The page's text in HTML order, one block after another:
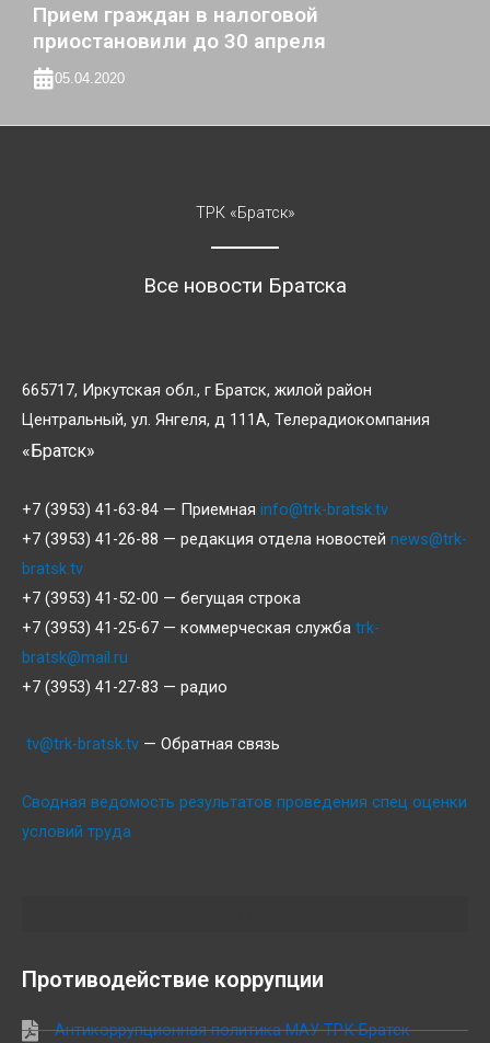
Прием граждан в налоговой
приостановили до 30 апреля
05.04.2020
ТРК «Братск»
Все новости Братска
665717, Иркутская обл., г Братск, жилой район
Центральный, ул. Янгеля, д 111А, Телерадиокомпания
«Братск»
+7 (3953) 41-63-84 — Приемная info@trk-bratsk.tv
+7 (3953) 41-26-88 — редакция отдела новостей news@trk-
bratsk.tv
+7 (3953) 41-52-00 — бегущая строка
+7 (3953) 41-25-67 — коммерческая служба trk-
bratsk@mail.ru
+7 (3953) 41-27-83 — радио
tv@trk-bratsk.tv — Обратная связь
Сводная ведомость результатов проведения спец оценки
условий труда
Противодействие коррупции
Антикоррупционная политика МАУ ТРК Братск